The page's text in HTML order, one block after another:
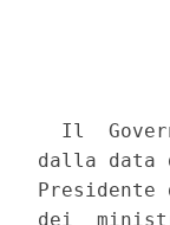
Il
dalla data
dei